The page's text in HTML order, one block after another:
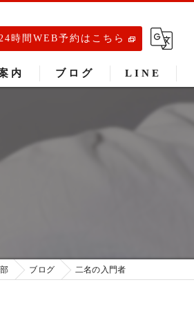
時間WEB予約はこちら
内 ブログ LINE
ブログ 二名の入門者